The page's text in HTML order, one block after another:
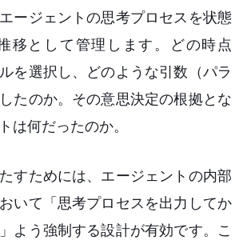
ージェントの思考プロセスを状態
移として管理します。どの時点
を選択し、どのような引数（パラ
たのか。その意思決定の根拠とな
は何だったのか。
すためには、エージェントの内部
いて「思考プロセスを出力してか
よう強制する設計が有効です。こ